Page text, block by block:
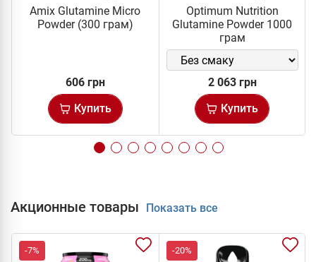
Amix Glutamine Micro
Powder (300 грам)
606 грн
Купить
Optimum Nutrition
Glutamine Powder 1000
грам
2 063 грн
Купить
Акционные товары Показать все
-7% -20%